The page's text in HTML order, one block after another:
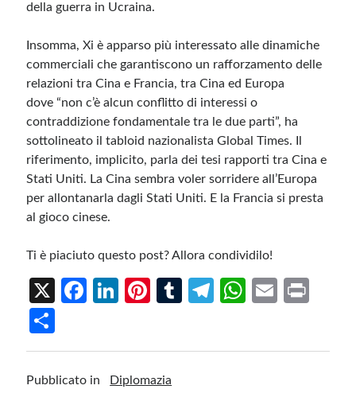
della guerra in Ucraina.
Insomma, Xi è apparso più interessato alle dinamiche
commerciali che garantiscono un rafforzamento delle
relazioni tra Cina e Francia, tra Cina ed Europa
dove “non c’è alcun conflitto di interessi o
contraddizione fondamentale tra le due parti”, ha
sottolineato il tabloid nazionalista Global Times. Il
riferimento, implicito, parla dei tesi rapporti tra Cina e
Stati Uniti. La Cina sembra voler sorridere all’Europa
per allontanarla dagli Stati Uniti. E la Francia si presta
al gioco cinese.
Ti è piaciuto questo post? Allora condividilo!
X
Fa
Li
Pi
T
Te
W
E
h
ar
Pubblicato in Diplomazia